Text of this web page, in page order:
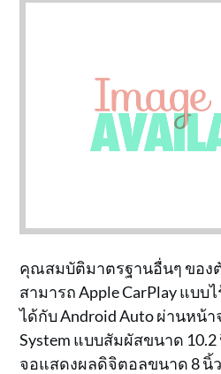
คุณสมบัติมาตรฐานอื่นๆ ของ
สามารถ Apple CarPlay แบ
ได้กับ Android Auto ผ่านหน้
System แบบสัมผัสขนาด
จอแสดงผลดิจิตอลขนาด 8